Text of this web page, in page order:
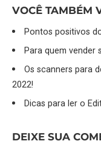
VOCÊ TAMBÉM
Pontos positivos
Para quem
Os scanners para
2022!
Dicas para ler o
DEIXE SUA